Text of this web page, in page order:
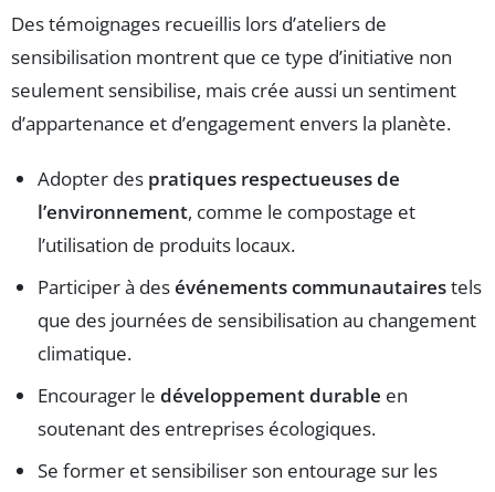
Des témoignages recueillis lors d’ateliers de
sensibilisation montrent que ce type d’initiative non
seulement sensibilise, mais crée aussi un sentiment
d’appartenance et d’engagement envers la planète.
Adopter des pratiques respectueuses de
l’environnement, comme le compostage et
l’utilisation de produits locaux.
Participer à desévénements communautairestels
que des journées de sensibilisation au changement
climatique.
Encourager le développement durable en
soutenant des entreprises écologiques.
Se former et sensibiliser son entourage sur les